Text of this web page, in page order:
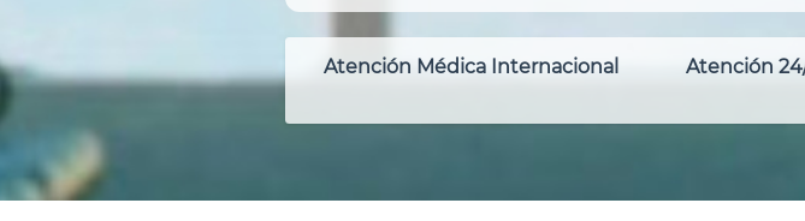
Atención Médica Internacional Atención